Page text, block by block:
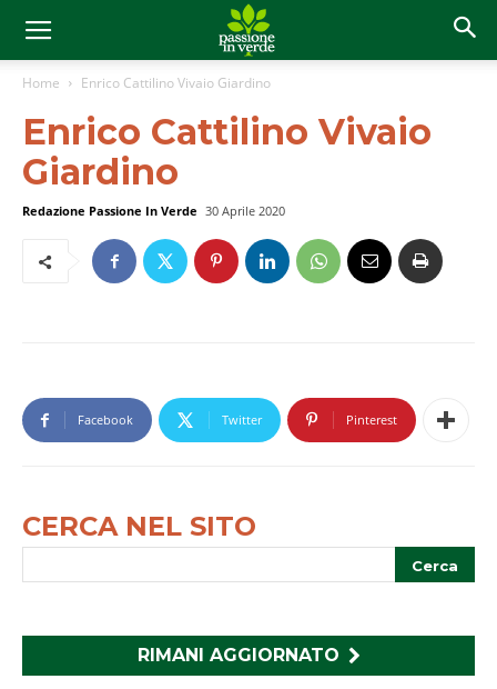
Home Enrico Cattilino Vivaio Giardino
Enrico Cattilino Vivaio
Giardino
Redazione Passione In Verde 30 Aprile 2020
Facebook Twitter Pinterest
CERCA NEL SITO
RIMANI AGGIORNATO